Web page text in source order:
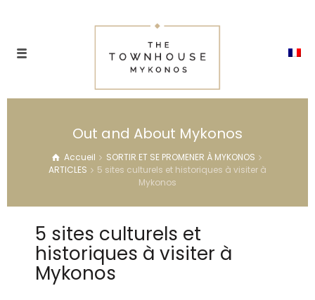
Out and About Mykonos
Accueil
SORTIR ET SE PROMENER À MYKONOS
ARTICLES
5 sites culturels et historiques à visiter à
Mykonos
5 sites culturels et
historiques à visiter à
Mykonos